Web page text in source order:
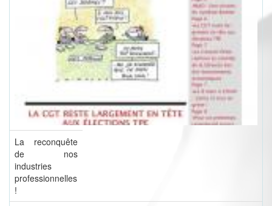
La reconquête
de nos
industries
professionnelles
!